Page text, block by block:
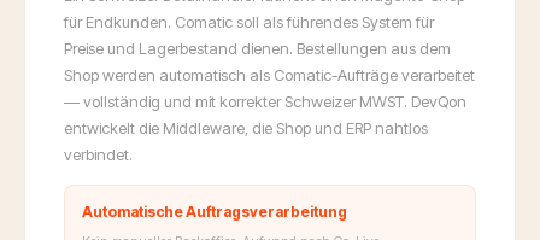
für Endkunden. Comatic soll als führendes System für
Preise und Lagerbestand dienen. Bestellungen aus dem
Shop werden automatisch als Comatic-Aufträge verarbeitet
— vollständig und mit korrekter Schweizer MWST. DevQon
entwickelt die Middleware, die Shop und ERP nahtlos
verbindet.
Automatische Auftragsverarbeitung